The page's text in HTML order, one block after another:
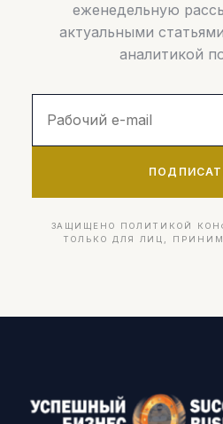
еженедельную
актуальными
аналитикой
ЗАЩИЩЕНО ПОЛИТИКОЙ
ТОЛЬКО ДЛЯ ЛИЦ,